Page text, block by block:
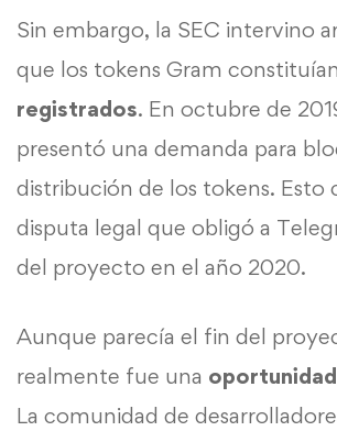
Sin embargo, la SEC intervino
que los tokens Gram constituían
registrados. En octubre de
presentó una demanda para
distribución de los tokens. Esto
disputa legal que obligó a
del proyecto en el año 2020.
Aunque parecía el fin del
realmente fue una oportunidad
La comunidad de